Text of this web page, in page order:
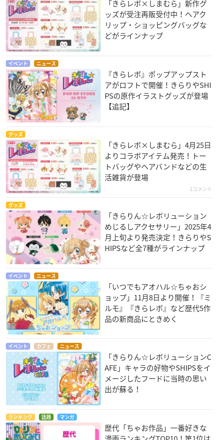
「きらレボ×しまむら」新作グ
ッズが受注再販受付中！ヘアク
リップ・ショッピングバッグな
どがラインナップ
イベント ニュース
『きらレボ』ポップアップスト
アがロフトで開催！きらりやSHI
PSの原作イラストグッズが登場
【追記】
グッズ
「きらレボ×しまむら」4月25日
よりコラボアイテム発売！トー
トバッグやヘアバンドなどの生
活雑貨が登場
1コメント
グッズ
「きらりん☆レボリューション
めじるしアクセサリー」2025年4
月上旬より発売決定！きらりやS
HIPSなど全7種がラインナップ
イベント ニュース
「いつでもアオハル☆ちゃおシ
ョップ」11月8日より開催！『ミ
ルモ』『きらレボ』など歴代5作
品の新商品にときめく
イベント カフェ ニュース
「きらりん☆レボリューションC
AFE」キャラの好物やSHIPSをイ
メージしたフードに当時の思い
出が蘇る！
ランキング 話題 マンガ
歴代「ちゃお作品」一番好きな